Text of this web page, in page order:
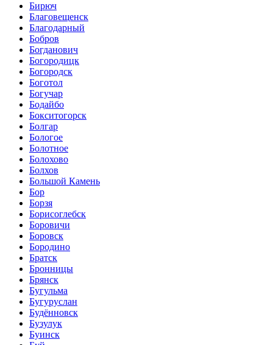
Бирюч
Благовещенск
Благодарный
Бобров
Богданович
Богородицк
Богородск
Боготол
Богучар
Бодайбо
Бокситогорск
Болгар
Бологое
Болотное
Болохово
Болхов
Большой Камень
Бор
Борзя
Борисоглебск
Боровичи
Боровск
Бородино
Братск
Бронницы
Брянск
Бугульма
Бугуруслан
Будённовск
Бузулук
Буинск